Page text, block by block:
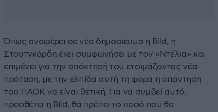
Όπως αναφέρει σε νέο δημοσίευμα η Bild, η
Στουτγκάρδη έχει συμφωνήσει με τον «Ντέλια» και
επιμένει για την απόκτησή του ετοιμάζοντας νέα
πρόταση, με την ελπίδα αυτή τη φορά η απάντηση
του ΠΑΟΚ να είναι θετική. Για να συμβεί αυτό,
προσθέτει η Bild, θα πρέπει το ποσό που θα